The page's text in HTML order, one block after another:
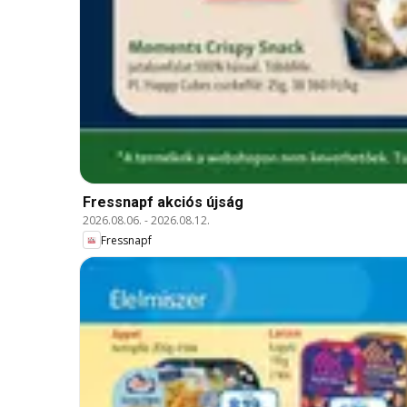
Fressnapf akciós újság
2026.08.06. -2026.08.12.
Fressnapf